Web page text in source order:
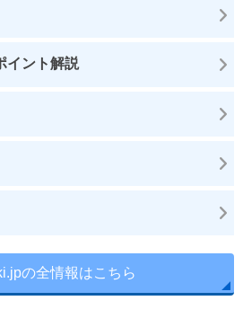
イント解説
の全情報はこちら